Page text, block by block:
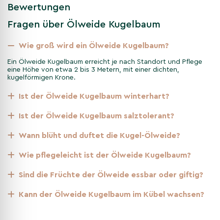
Frühling
Neue Triebe mit silbrig schimmernden Blättern erscheinen
und bringen Frische in den Garten. Im Frühjahr entwickeln
sich zudem kleine rotbraune Früchte, die der Pflanze einen
zusätzlichen Zierwert verleihen.
Die dichte, grüne Krone spendet Schatten und dient als
Bewertungen
Fragen über Ölweide Kugelbaum
Wie groß wird ein Ölweide Kugelbaum?
Ein Ölweide Kugelbaum erreicht je nach Standort und Pflege
eine Höhe von etwa 2 bis 3 Metern, mit einer dichten,
kugelförmigen Krone.
Ist der Ölweide Kugelbaum winterhart?
Ist der Ölweide Kugelbaum salztolerant?
Wann blüht und duftet die Kugel-Ölweide?
Wie pflegeleicht ist der Ölweide Kugelbaum?
Sind die Früchte der Ölweide essbar oder giftig?
Kann der Ölweide Kugelbaum im Kübel wachsen?